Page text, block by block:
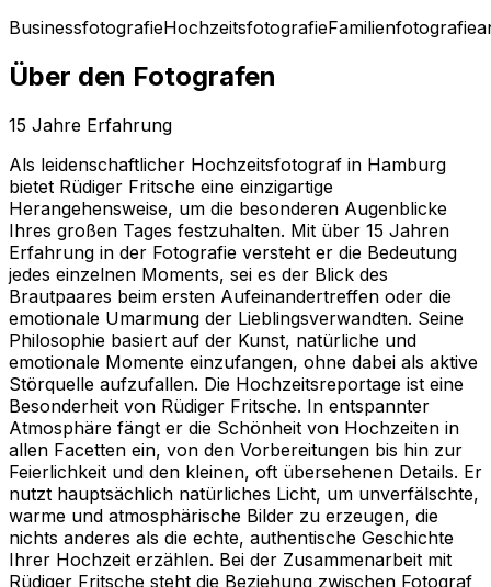
BusinessfotografieHochzeitsfotografieFamilienfotografie
Über den Fotografen
15 Jahre Erfahrung
Als leidenschaftlicher Hochzeitsfotograf in Hamburg
bietet Rüdiger Fritsche eine einzigartige
Herangehensweise, um die besonderen Augenblicke
Ihres großen Tages festzuhalten. Mit über 15 Jahren
Erfahrung in der Fotografie versteht er die Bedeutung
jedes einzelnen Moments, sei es der Blick des
Brautpaares beim ersten Aufeinandertreffen oder die
emotionale Umarmung der Lieblingsverwandten. Seine
Philosophie basiert auf der Kunst, natürliche und
emotionale Momente einzufangen, ohne dabei als aktive
Störquelle aufzufallen. Die Hochzeitsreportage ist eine
Besonderheit von Rüdiger Fritsche. In entspannter
Atmosphäre fängt er die Schönheit von Hochzeiten in
allen Facetten ein, von den Vorbereitungen bis hin zur
Feierlichkeit und den kleinen, oft übersehenen Details. Er
nutzt hauptsächlich natürliches Licht, um unverfälschte,
warme und atmosphärische Bilder zu erzeugen, die
nichts anderes als die echte, authentische Geschichte
Ihrer Hochzeit erzählen. Bei der Zusammenarbeit mit
Rüdiger Fritsche steht die Beziehung zwischen Fotograf